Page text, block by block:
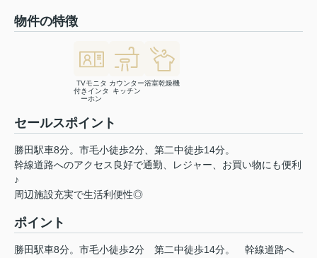
物件の特徴
TVモニタ
付きインタ
ーホン
カウンター
キッチン
浴室乾燥機
セールスポイント
勝田駅車8分。市毛小徒歩2分、第二中徒歩14分。
幹線道路へのアクセス良好で通勤、レジャー、お買い物にも便利
♪
周辺施設充実で生活利便性◎
ポイント
勝田駅車8分。市毛小徒歩2分 第二中徒歩14分。
幹線道路へ